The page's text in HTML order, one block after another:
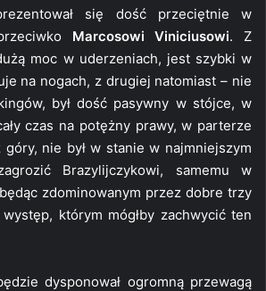
się dość przeciętnie w
Marcosowi Viniciusowi. Z
moc w uderzeniach, jest szybki w
na nogach, z drugiej natomiast – nie
był dość pasywny w stójce, w
czas na potężny prawy, w parterze
góry, nie był w stanie w najmniejszym
Brazylijczykowi, samemu w
zdominowanym przez dobre trzy
którym mógłby zachwycić ten
dysponował ogromną przewagą